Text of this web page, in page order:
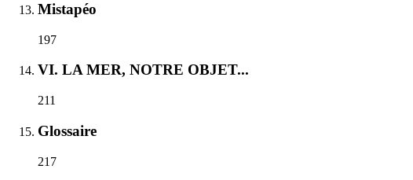
Mistapéo
197
VI. LA MER, NOTRE OBJET...
211
Glossaire
217